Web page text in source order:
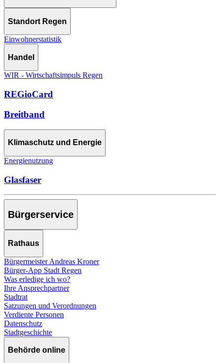
Standort Regen
Einwohnerstatistik
Handel
WIR - Wirtschaftsimpuls Regen
REGioCard
Breitband
Klimaschutz und Energie
Energienutzung
Glasfaser
Bürgerservice
Rathaus
Bürgermeister Andreas Kroner
Bürger-App Stadt Regen
Was erledige ich wo?
Ihre Ansprechpartner
Stadtrat
Satzungen und Verordnungen
Verdiente Personen
Datenschutz
Stadtgeschichte
Behörde online